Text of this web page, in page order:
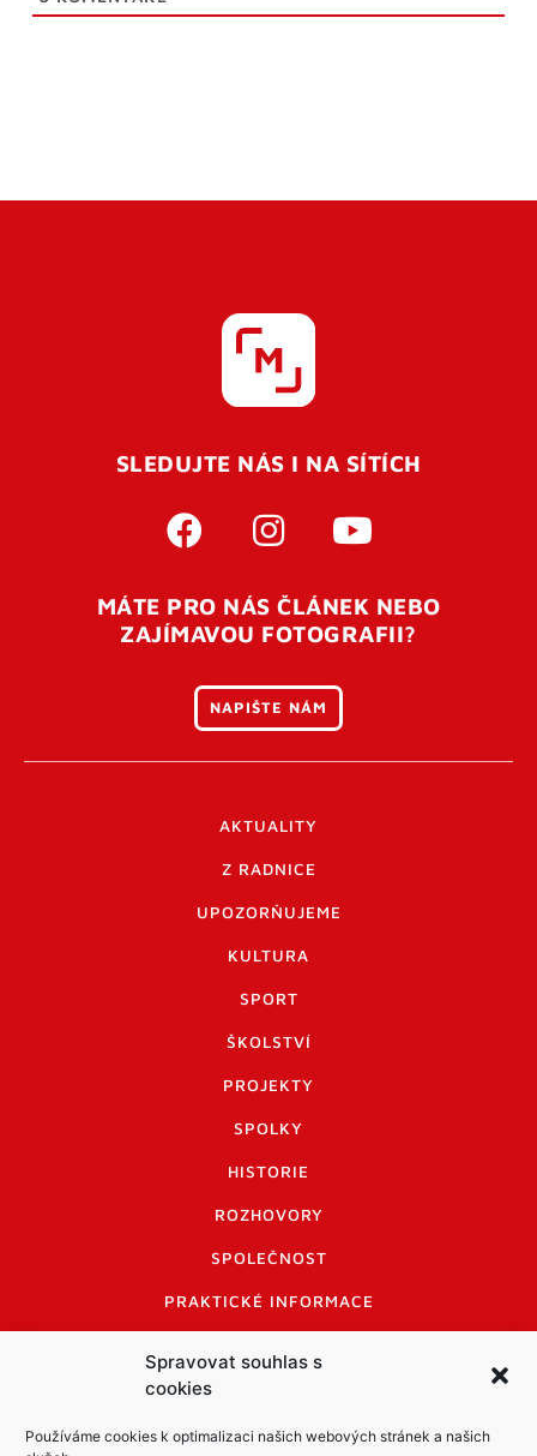
Spravovat souhlas s
cookies
Používáme cookies k optimalizaci našich webových stránek a našich
SLEDUJTE NÁS I NA SÍTÍCH
MÁTE PRO NÁS ČLÁNEK NEBO
ZAJÍMAVOU FOTOGRAFII?
NAPIŠTE NÁM
AKTUALITY
Z RADNICE
UPOZORŇUJEME
KULTURA
SPORT
ŠKOLSTVÍ
PROJEKTY
SPOLKY
HISTORIE
ROZHOVORY
SPOLEČNOST
PRAKTICKÉ INFORMACE
INFORMACE A KODEX DISKUTUJÍCÍCH
LOGO A LOGO MANUÁL